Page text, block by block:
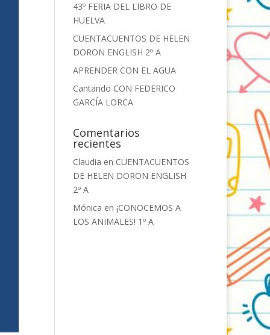
43º FERIA DEL LIBRO DE
HUELVA
CUENTACUENTOS DE HELEN
DORON ENGLISH 2º A
APRENDER CON EL AGUA
Cantando CON FEDERICO
GARCÍA LORCA
Comentarios
recientes
Claudia en CUENTACUENTOS
DE HELEN DORON ENGLISH
2º A
Mónica en ¡CONOCEMOS A
LOS ANIMALES! 1º A